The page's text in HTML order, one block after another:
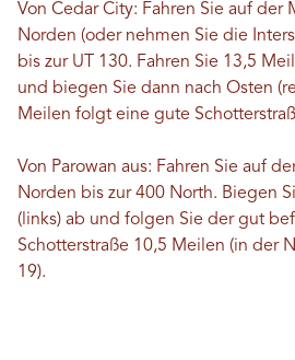
Von Cedar City: Fahren Sie auf der
Norden (oder nehmen Sie die
bis zur UT 130. Fahren Sie 13,5
und biegen Sie dann nach Osten
Meilen folgt eine gute
Von Parowan aus: Fahren Sie auf
Norden bis zur 400 North. Biegen
(links) ab und folgen Sie der gut
Schotterstraße 10,5 Meilen (in der
19).